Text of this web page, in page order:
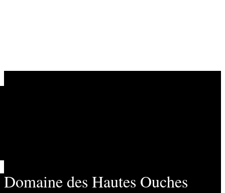
Domaine des Hautes Ouches